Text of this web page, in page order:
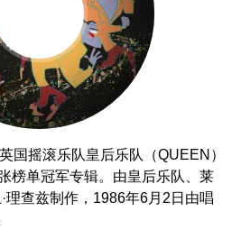
国摇滚乐队皇后乐队（QUEEN）
榜单冠军专辑 。由皇后乐队、莱
理查兹制作，1986年6月2日由唱